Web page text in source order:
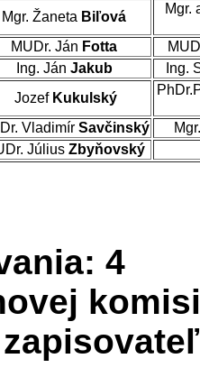
Mgr. Žaneta Biľová
Mgr.
MUDr. Ján Fotta
Ing. Ján Jakub
Ing.
Jozef Kukulský
Vladimír Savčinský
Július Zbyňovský
4